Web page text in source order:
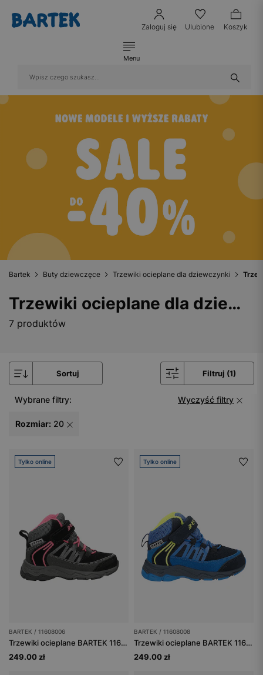
Zaloguj się Ulubione Koszyk
Menu
Bartek Buty dziewczęce Trzewiki ocieplane dla dziewczynki
Trzewiki ocieplane dla dziewczynki - rozmiar 20
7 produktów
Sortuj Filtruj (1)
Wybrane filtry: Wyczyść filtry
Rozmiar: 20
Tylko online
BARTEK / 11608006
Trzewiki ocieplane BARTEK 11608006, dla dziewcząt, czarny
249.00 zł
Tylko online
BARTEK / 11608008
Trzewiki ocieplane BARTEK 11608008, niebieski
249.00 zł